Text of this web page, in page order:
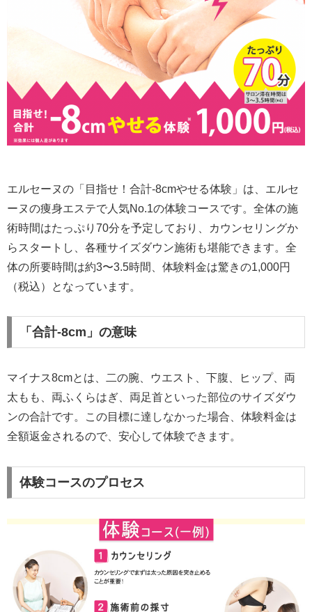
エルセーヌの「目指せ！合計-8cmやせる体験」は、エルセ
ーヌの痩身エステで人気No.1の体験コースです。全体の施
術時間はたっぷり70分を予定しており、カウンセリングか
らスタートし、各種サイズダウン施術も堪能できます。全
体の所要時間は約3〜3.5時間、体験料金は驚きの1,000円
（税込）となっています。
「合計-8cm」の意味
マイナス8cmとは、二の腕、ウエスト、下腹、ヒップ、両
太もも、両ふくらはぎ、両足首といった部位のサイズダウ
ンの合計です。この目標に達しなかった場合、体験料金は
全額返金されるので、安心して体験できます。
体験コースのプロセス